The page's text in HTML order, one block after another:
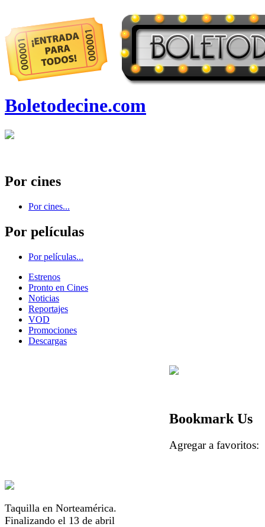
Boletodecine.com
Por cines
Por cines...
Por películas
Por películas...
Estrenos
Pronto en Cines
Noticias
Reportajes
VOD
Promociones
Descargas
Taquilla en Norteamérica.
Finalizando el 13 de abril
Bookmark Us
Agregar a